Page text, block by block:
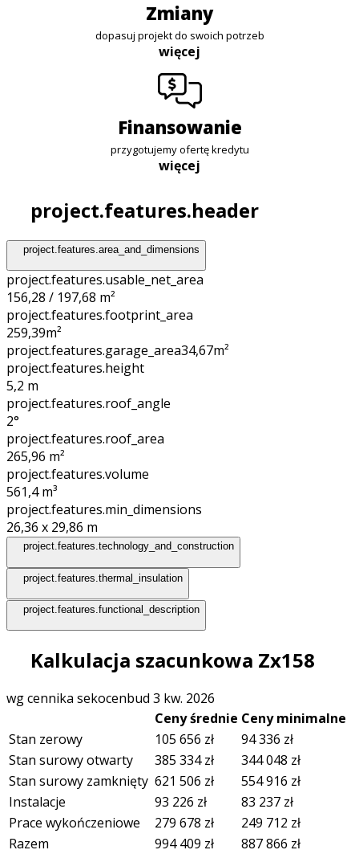
zmiany
dopasuj projekt do swoich potrzeb
więcej
finansowanie
przygotujemy ofertę kredytu
więcej
project.features.header
project.features.area_and_dimensions
project.features.usable_net_area
156,28 / 197,68 m²
project.features.footprint_area
259,39m²
project.features.garage_area34,67m²
project.features.height
5,2 m
project.features.roof_angle
2°
project.features.roof_area
265,96 m²
project.features.volume
561,4m³
project.features.min_dimensions
26,36 x 29,86 m
project.features.technology_and_construction
project.features.thermal_insulation
project.features.functional_description
Kalkulacja szacunkowa Zx158
wg cennika sekocenbud 3 kw. 2026
Ceny średnie Ceny minimalne
Stan zerowy
105 656 zł 94 336 zł
Stan surowy otwarty
385 334zł 344 048 zł
Stan surowy zamknięty 621 506 zł 554 916 zł
Instalacje
93 226 zł 83 237 zł
Prace wykończeniowe
279 678 zł 249 712 zł
Razem
994 409 zł 887 866 zł